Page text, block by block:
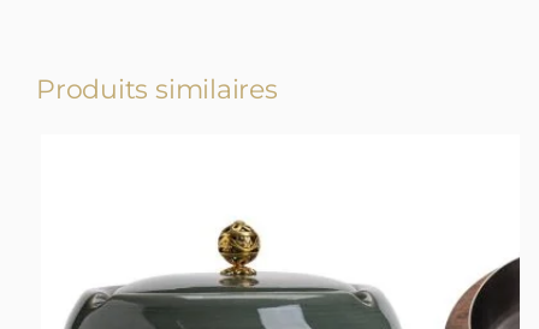
Produits similaires